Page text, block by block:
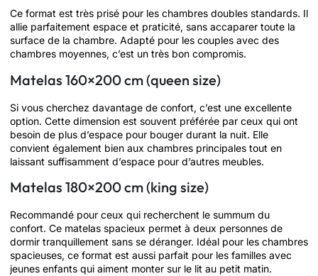
Ce format est très prisé pour les chambres doubles standards. Il
allie parfaitement espace et praticité, sans accaparer toute la
surface de la chambre. Adapté pour les couples avec des
chambres moyennes, c’est un très bon compromis.
Matelas 160×200 cm (queen size)
Si vous cherchez davantage de confort, c’est une excellente
option. Cette dimension est souvent préférée par ceux qui ont
besoin de plus d’espace pour bouger durant la nuit. Elle
convient également bien aux chambres principales tout en
laissant suffisamment d’espace pour d’autres meubles.
Matelas 180×200 cm (king size)
Recommandé pour ceux qui recherchent le summum du
confort. Ce matelas spacieux permet à deux personnes de
dormir tranquillement sans se déranger. Idéal pour les chambres
spacieuses, ce format est aussi parfait pour les familles avec
jeunes enfants qui aiment monter sur le lit au petit matin.